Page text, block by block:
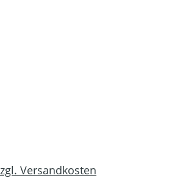
Versandkosten